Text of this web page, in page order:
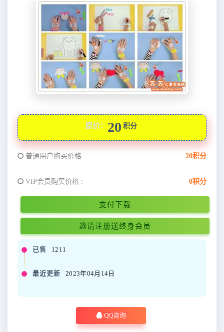
原价： 20 积分
普通用户购买价格 : 20积分
VIP会员购买价格 : 0积分
支付下载
邀请注册送终身会员
已售 1211
最近更新 2023年04月14日
QQ咨询